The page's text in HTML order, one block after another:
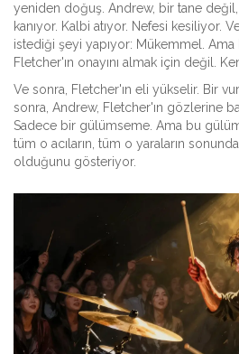
yeniden doğuş. Andrew, bir tane
kanıyor. Kalbi atıyor. Nefesi kesiliyor.
istediği şeyi yapıyor: Mükemmel.
Fletcher'ın onayını almak için değil.
Ve sonra, Fletcher'ın eli yükselir. Bir
sonra, Andrew, Fletcher'ın gözlerine
Sadece bir gülümseme. Ama bu
tüm o acıların, tüm o yaraların
olduğunu gösteriyor.